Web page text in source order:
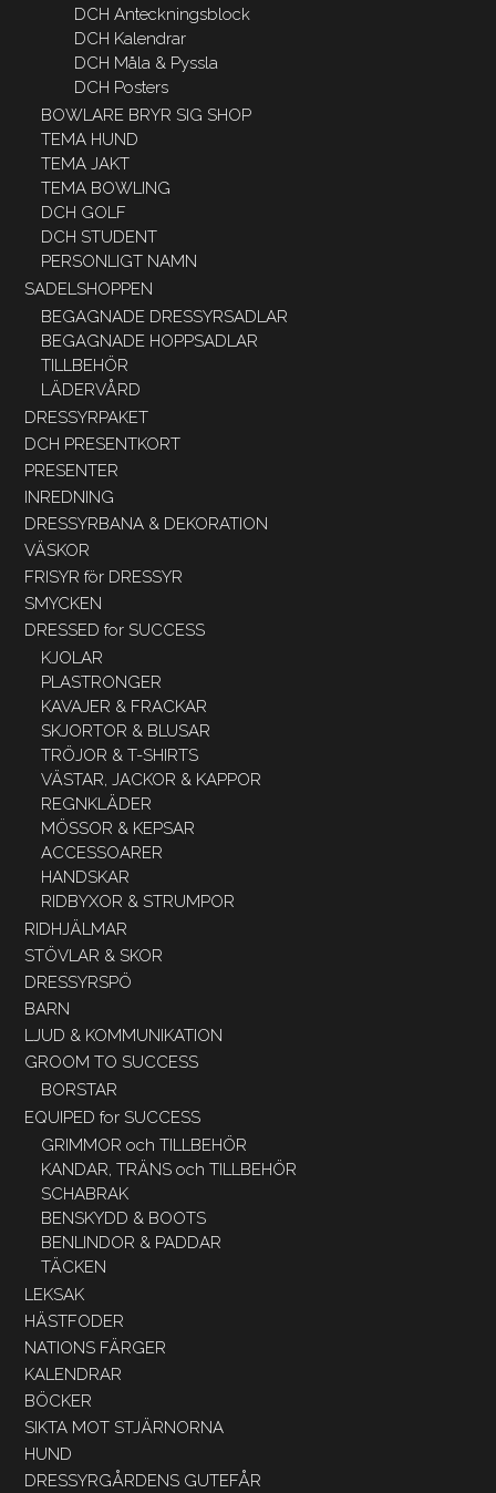
DCH Anteckningsblock
DCH Kalendrar
DCH Måla & Pyssla
DCH Posters
BOWLARE BRYR SIG SHOP
TEMA HUND
TEMA JAKT
TEMA BOWLING
DCH GOLF
DCH STUDENT
PERSONLIGT NAMN
SADELSHOPPEN
BEGAGNADE DRESSYRSADLAR
BEGAGNADE HOPPSADLAR
TILLBEHÖR
LÄDERVÅRD
DRESSYRPAKET
DCH PRESENTKORT
PRESENTER
INREDNING
DRESSYRBANA & DEKORATION
VÄSKOR
FRISYR för DRESSYR
SMYCKEN
DRESSED for SUCCESS
KJOLAR
PLASTRONGER
KAVAJER & FRACKAR
SKJORTOR & BLUSAR
TRÖJOR & T-SHIRTS
VÄSTAR, JACKOR & KAPPOR
REGNKLÄDER
MÖSSOR & KEPSAR
ACCESSOARER
HANDSKAR
RIDBYXOR & STRUMPOR
RIDHJÄLMAR
STÖVLAR & SKOR
DRESSYRSPÖ
BARN
LJUD & KOMMUNIKATION
GROOM TO SUCCESS
BORSTAR
EQUIPED for SUCCESS
GRIMMOR och TILLBEHÖR
KANDAR, TRÄNS och TILLBEHÖR
SCHABRAK
BENSKYDD & BOOTS
BENLINDOR & PADDAR
TÄCKEN
LEKSAK
HÄSTFODER
NATIONS FÄRGER
KALENDRAR
BÖCKER
SIKTA MOT STJÄRNORNA
HUND
DRESSYRGÅRDENS GUTEFÅR